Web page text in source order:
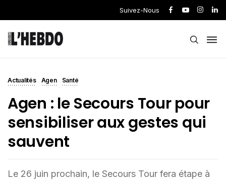
Suivez-Nous
Actualités Agen Santé
Agen : le Secours Tour pour
sensibiliser aux gestes qui
sauvent
Le 26 juin prochain, le Secours Tour fera étape à